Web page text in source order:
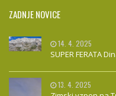
ZADNJE NOVICE
14. 4. 2025
SUPER FERATA
13. 4. 2025